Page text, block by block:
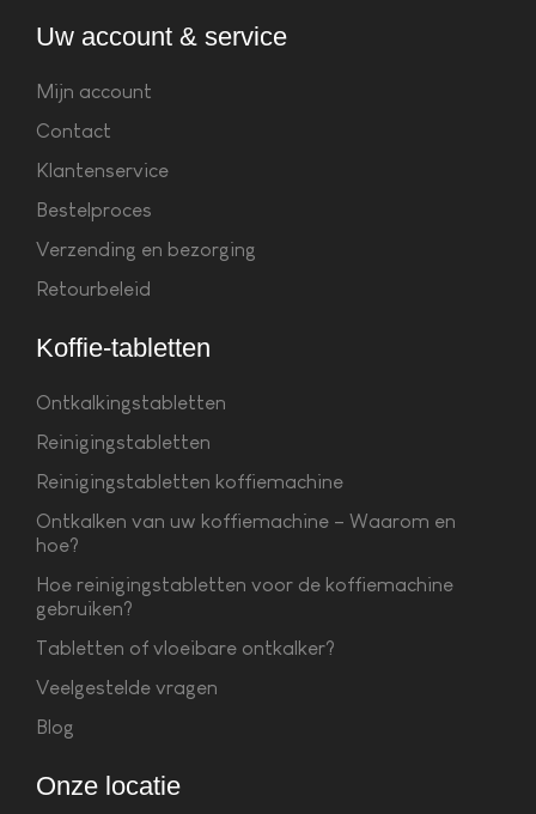
Uw account & service
Mijn account
Contact
Klantenservice
Bestelproces
Verzending en bezorging
Retourbeleid
Koffie-tabletten
Ontkalkingstabletten
Reinigingstabletten
Reinigingstabletten koffiemachine
Ontkalken van uw koffiemachine – Waarom en
hoe?
Hoe reinigingstabletten voor de koffiemachine
gebruiken?
Tabletten of vloeibare ontkalker?
Veelgestelde vragen
Blog
Onze locatie